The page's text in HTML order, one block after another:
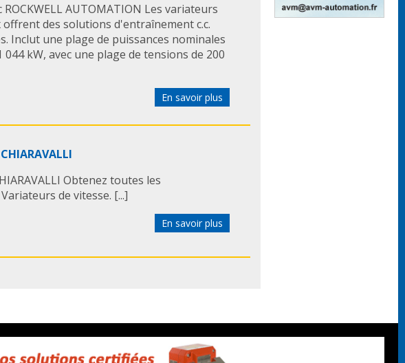
AUTOMATION Les variateurs
offrent des solutions d'entraînement c.c.
Inclut une plage de puissances nominales
044 kW, avec une plage de tensions de 200
En savoir plus
Obtenez toutes les
de vitesse. [...]
En savoir plus